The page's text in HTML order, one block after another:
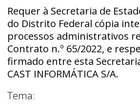
Requer à Secretaria de
do Distrito Federal cópia
processos administrativos
Contrato n.º 65/2022, e
firmado entre esta
CAST INFORMÁTICA S/A.
Tema: